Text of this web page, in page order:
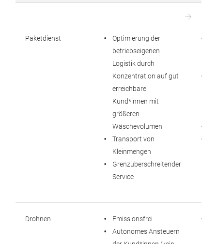
Paketdienst
Optimierung der
betriebseigenen
Logistik durch
Konzentration auf gut
erreichbare
Kund*innen mit
größeren
Wäschevolumen
Transport von
Kleinmengen
Grenzüberschreitender
Service
Drohnen
Emissionsfrei
Autonomes Ansteuern